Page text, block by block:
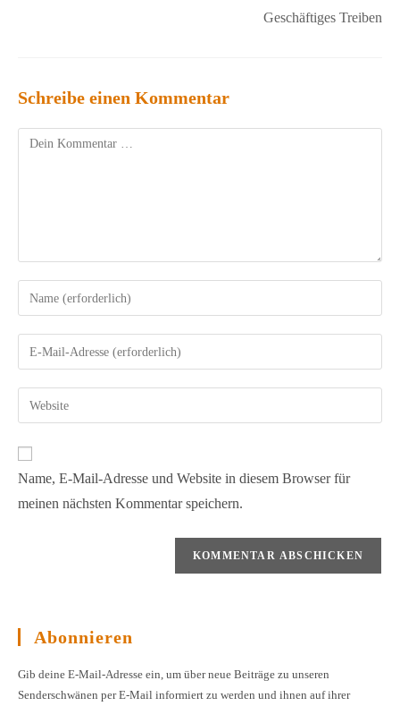
Geschäftiges Treiben
Schreibe einen Kommentar
Kommentar
Gib
deinen
Namen
oder
zum
Kommentieren
ein
Gib
deine
E-
Mail-
Kommentieren
ein
Gib
deine
URL
ein
(optional)
Name, E-Mail-Adresse und Website in diesem Browser für
meinen nächsten Kommentar speichern.
Abonnieren
Gib deine E-Mail-Adresse ein, um über neue Beiträge zu unseren
Senderschwänen per E-Mail informiert zu werden und ihnen auf ihrer